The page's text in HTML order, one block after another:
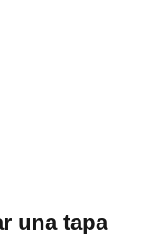
una tapa